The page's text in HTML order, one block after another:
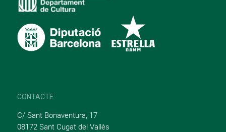
CONTACTE
C/ Sant Bonaventura, 17
08172 Sant Cugat del Vallès